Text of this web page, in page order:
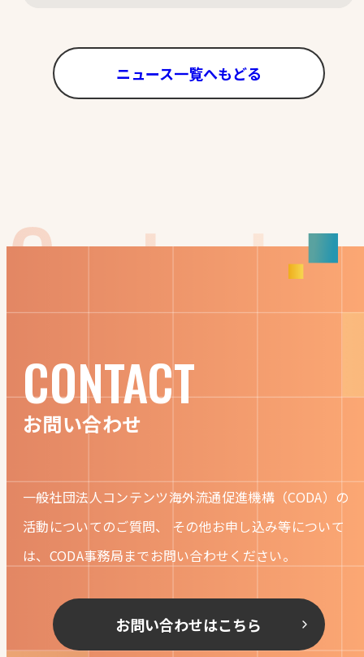
ニュース一覧へもどる
CONTACT
お問い合わせ
一般社団法人コンテンツ海外流通促進機構（CODA）の
活動についてのご質問、
その他お申し込み等について
は、CODA事務局までお問い合わせください。
お問い合わせはこちら